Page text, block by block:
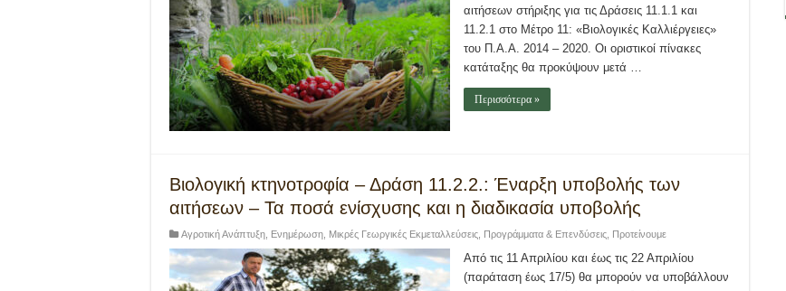
αιτήσεων στήριξης για τις Δράσεις 11.1.1 και
11.2.1 στο Μέτρο 11: «Βιολογικές Καλλιέργειες»
του Π.Α.Α. 2014 – 2020. Οι οριστικοί πίνακες
κατάταξης θα προκύψουν μετά …
Περισσότερα »
Βιολογική κτηνοτροφία – Δράση 11.2.2.: Έναρξη υποβολής των
αιτήσεων – Τα ποσά ενίσχυσης και η διαδικασία υποβολής
Αγροτική Ανάπτυξη Ενημέρωση Μικρές Γεωργικές Εκμεταλλεύσεις Προγράμματα & Επενδύσεις Προτείνουμε
Από τις 11 Απριλίου και έως τις 22 Απριλίου
(παράταση έως 17/5) θα μπορούν να υποβάλλουν